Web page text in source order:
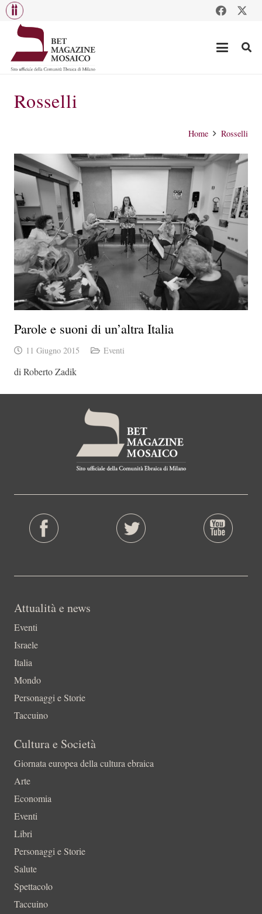
Rosselli
Home Rosselli
Parole e suoni di un’altra Italia
11 Giugno 2015 Eventi
di Roberto Zadik
Attualità e news
Eventi
Israele
Italia
Mondo
Personaggi e Storie
Taccuino
Cultura e Società
Giornata europea della cultura ebraica
Arte
Economia
Eventi
Libri
Personaggi e Storie
Salute
Spettacolo
Taccuino